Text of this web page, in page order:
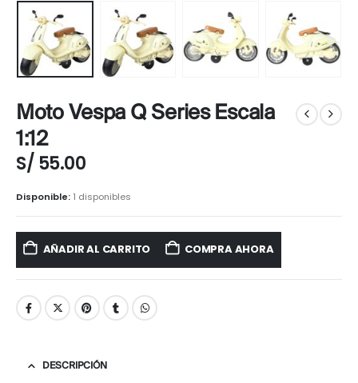
Moto Vespa Q Series Escala
1:12
S/ 55.00
Disponible: 1 disponibles
AÑADIR AL CARRITO COMPRA AHORA
DESCRIPCIÓN